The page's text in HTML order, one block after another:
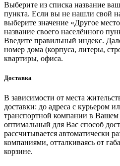
Выберите из списка название
пункта. Если вы не нашли свой
выберите значение «Другое
название своего населённого
Введите правильный индекс.
номер дома (корпуса, литеры,
квартиры, офиса.
Доставка
В зависимости от места
доставки: до адреса с курьером
транспортной компании в Вашем
оптимальный для Вас способ
рассчитывается автоматически
компаниями, отталкиваясь от
корзине.